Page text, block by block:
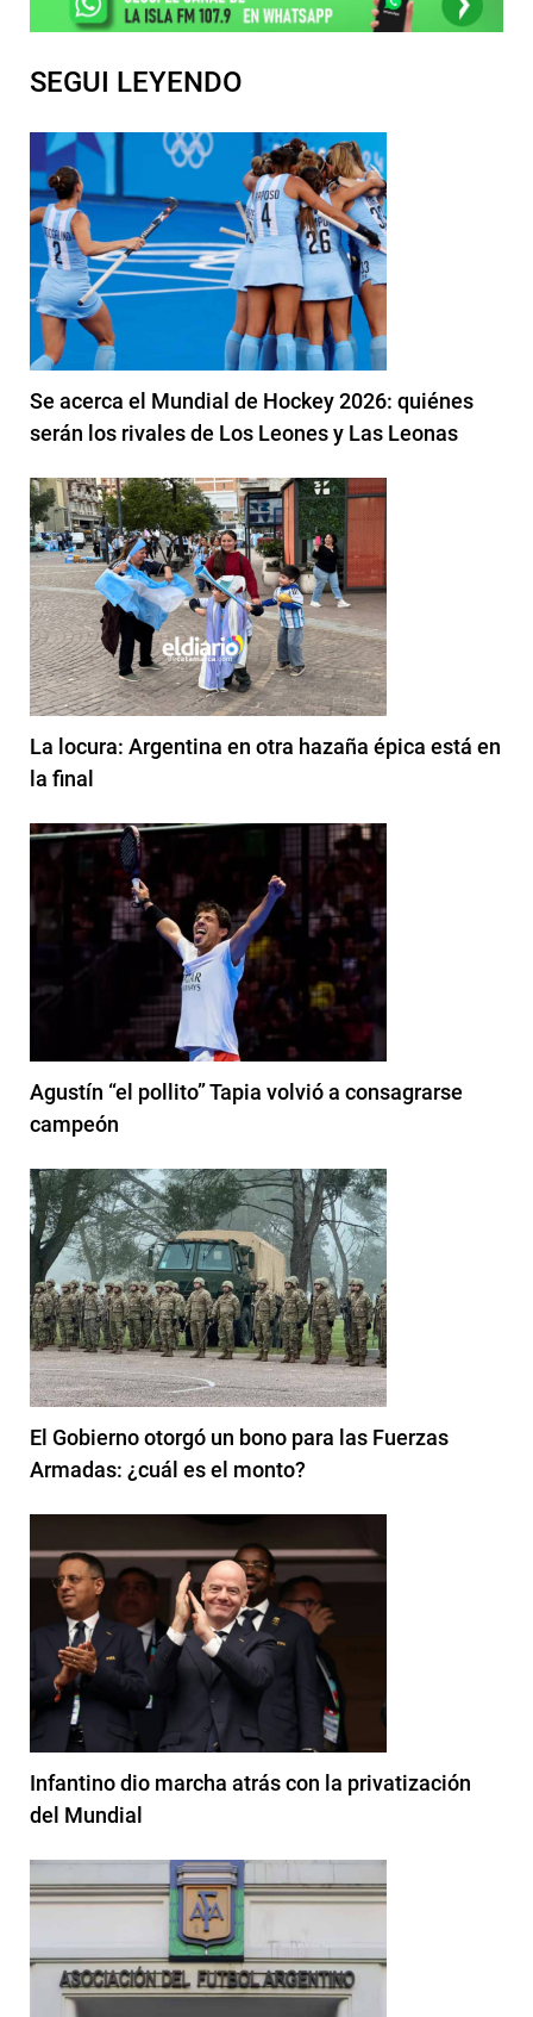
SEGUI LEYENDO
Se acerca el Mundial de Hockey 2026: quiénes
serán los rivales de Los Leones y Las Leonas
La locura: Argentina en otra hazaña épica está en
la final
Agustín “el pollito” Tapia volvió a consagrarse
campeón
El Gobierno otorgó un bono para las Fuerzas
Armadas: ¿cuál es el monto?
Infantino dio marcha atrás con la privatización
del Mundial